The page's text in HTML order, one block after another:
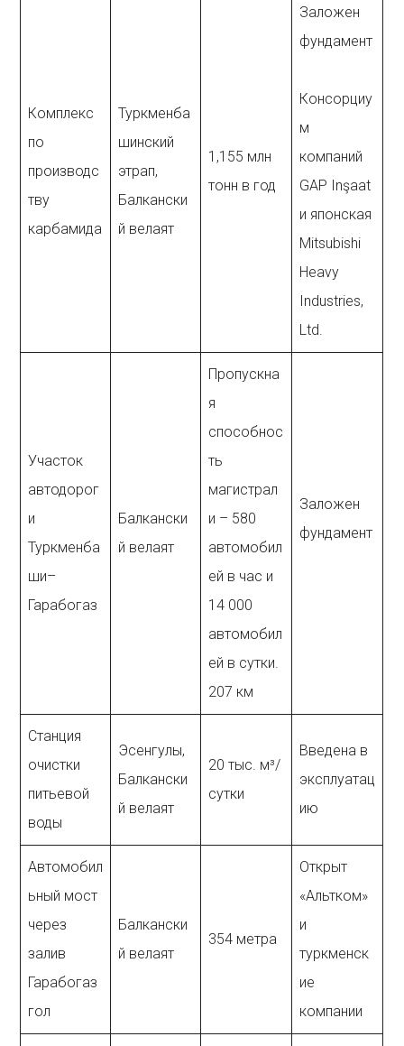
Комплекс
по
производс
тву
карбамида
Туркменба
шинский
этрап,
Балкански
й велаят
1,155 млн
тонн в год
Заложен
фундамент
Консорциу
м
компаний
GAP Inşaat
и японская
Mitsubishi
Heavy
Industries,
Ltd.
Участок
автодорог
и
Туркменба
ши–
Гарабогаз
Балкански
й велаят
Пропускна
я
способнос
ть
магистрал
и – 580
автомобил
ей в час и
14 000
автомобил
ей в сутки.
207 км
Заложен
фундамент
Станция
очистки
питьевой
воды
Эсенгулы,
Балкански
й велаят
20 тыс. м³/
сутки
Введена в
эксплуатац
ию
Автомобил
ьный мост
через
залив
Гарабогаз
гол
Балкански
й велаят
354 метра
Открыт
«Альтком»
и
туркменск
ие
компании